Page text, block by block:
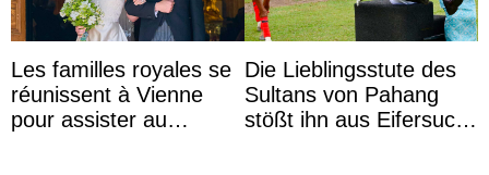
Les familles royales se
réunissent à Vienne
pour assister au
Die Lieblingsstute des
Sultans von Pahang
stößt ihn aus Eifersucht